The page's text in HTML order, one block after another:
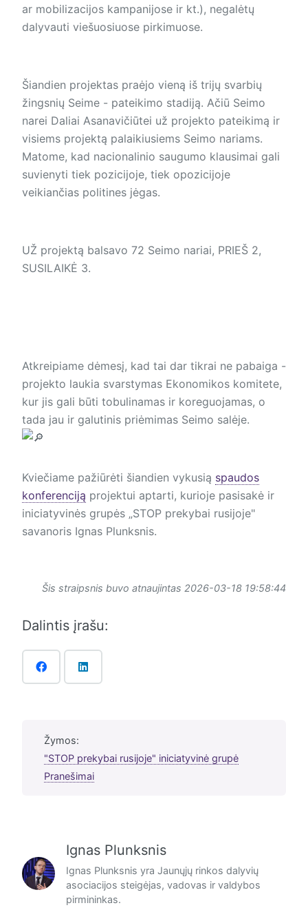
ar mobilizacijos kampanijose ir kt.), negalėtų
dalyvauti viešuosiuose pirkimuose.
Šiandien projektas praėjo vieną iš trijų svarbių
žingsnių Seime - pateikimo stadiją. Ačiū Seimo
narei Daliai Asanavičiūtei už projekto pateikimą ir
visiems projektą palaikiusiems Seimo nariams.
Matome, kad nacionalinio saugumo klausimai gali
suvienyti tiek pozicijoje, tiek opozicijoje
veikiančias politines jėgas.
UŽ projektą balsavo 72 Seimo nariai, PRIEŠ 2,
SUSILAIKĖ 3.
Atkreipiame dėmesį, kad tai dar tikrai ne pabaiga -
projekto laukia svarstymas Ekonomikos komitete,
kur jis gali būti tobulinamas ir koreguojamas, o
tada jau ir galutinis priėmimas Seimo salėje.
Kviečiame pažiūrėti šiandien vykusią spaudos
konferenciją projektui aptarti, kurioje pasisakė ir
iniciatyvinės grupės „STOP prekybai rusijoje"
savanoris Ignas Plunksnis.
Šis straipsnis buvo atnaujintas 2026-03-18 19:58:44
Dalintis įrašu:
Žymos:
"STOP prekybai rusijoje" iniciatyvinė grupė
Pranešimai
Ignas Plunksnis
Ignas Plunksnis yra Jaunųjų rinkos dalyvių
asociacijos steigėjas, vadovas ir valdybos
pirmininkas.